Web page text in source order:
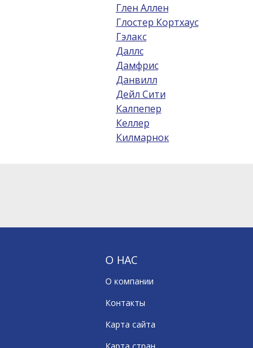
Глен Аллен
Глостер Кортхаус
Гэлакс
Даллс
Дамфрис
Данвилл
Дейл Сити
Калпепер
Келлер
Килмарнок
О НАС
О компании
Контакты
Карта сайта